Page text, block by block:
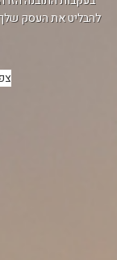
להבליט את העסק שלך